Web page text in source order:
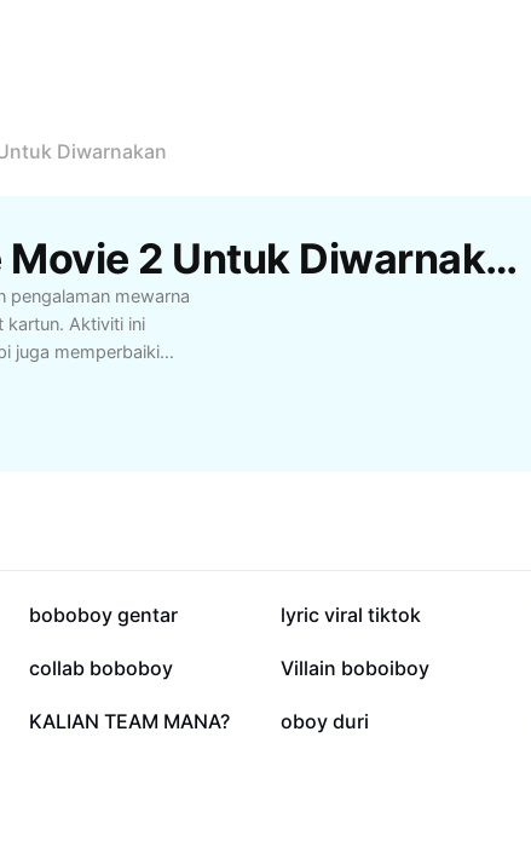
Diwarnakan
Templat Boboiboy The Movie 2 Untuk Diwarnakan Percuma Oleh CapCut
pengalaman mewarna
kartun. Aktiviti ini
juga memperbaiki
Pilihan gambar
mewarna
diakses secara
kreativiti
Temui pelbagai
setiap lembaran
kanak prasekolah
20K
boboboy gentar 6.2K
lyric viral tiktok
1.3K
collab boboboy 1.2K
Villain boboiboy
456
KALIAN TEAM MANA? 334
oboy duri